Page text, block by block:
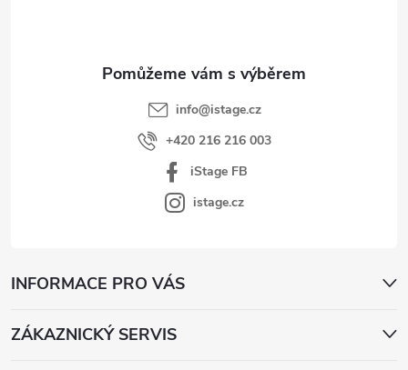
info@istage.cz
+420 216 216 003
iStage FB
istage.cz
INFORMACE PRO VÁS
ZÁKAZNICKÝ SERVIS